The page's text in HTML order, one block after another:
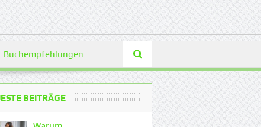
Buchempfehlungen
BEITRÄGE